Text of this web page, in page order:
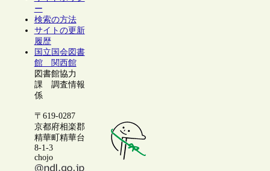
ー
検索の方法
サイトの更新
履歴
国立国会図書
館 関西館
図書館協力
課 調査情報
係
〒619-0287
京都府相楽郡
精華町精華台
8-1-3
chojo